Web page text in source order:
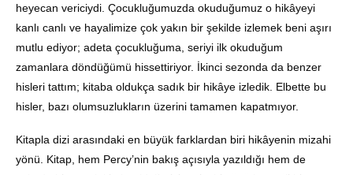
heyecan vericiydi Çocukluğumuzda okuduğumuz o hikâyeyi
kanlı canlı ve hayalimize çok yakın bir şekilde izlemek beni aşırı
mutlu ediyor; adeta çocukluğuma, seriyi ilk okuduğum
zamanlara döndüğümü hissettiriyor. İkinci sezonda da benzer
hisleri tattım; kitaba oldukça sadık bir hikâye izledik Elbette bu
hisler, bazı olumsuzlukların üzerini tamamen kapatmıyor.
Kitapla dizi arasındaki en büyük farklardan biri hikâyenin mizahi
yönü
Kitap, hem Percy’nin bakış açısıyla yazıldığı hem de